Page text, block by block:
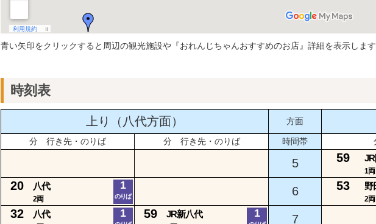
青い矢印をクリックすると周辺の観光施設や『おれんじちゃんおすすめのお店』詳細を表示しま
時刻表
上り（八代方面） 方面
分 行き先・のりば 分 行き先・のりば 時間帯
5 59
1両
20 八代
2両
1
のりば 6 53 野
2両
32 八代 1 59 JR新八代 1 7